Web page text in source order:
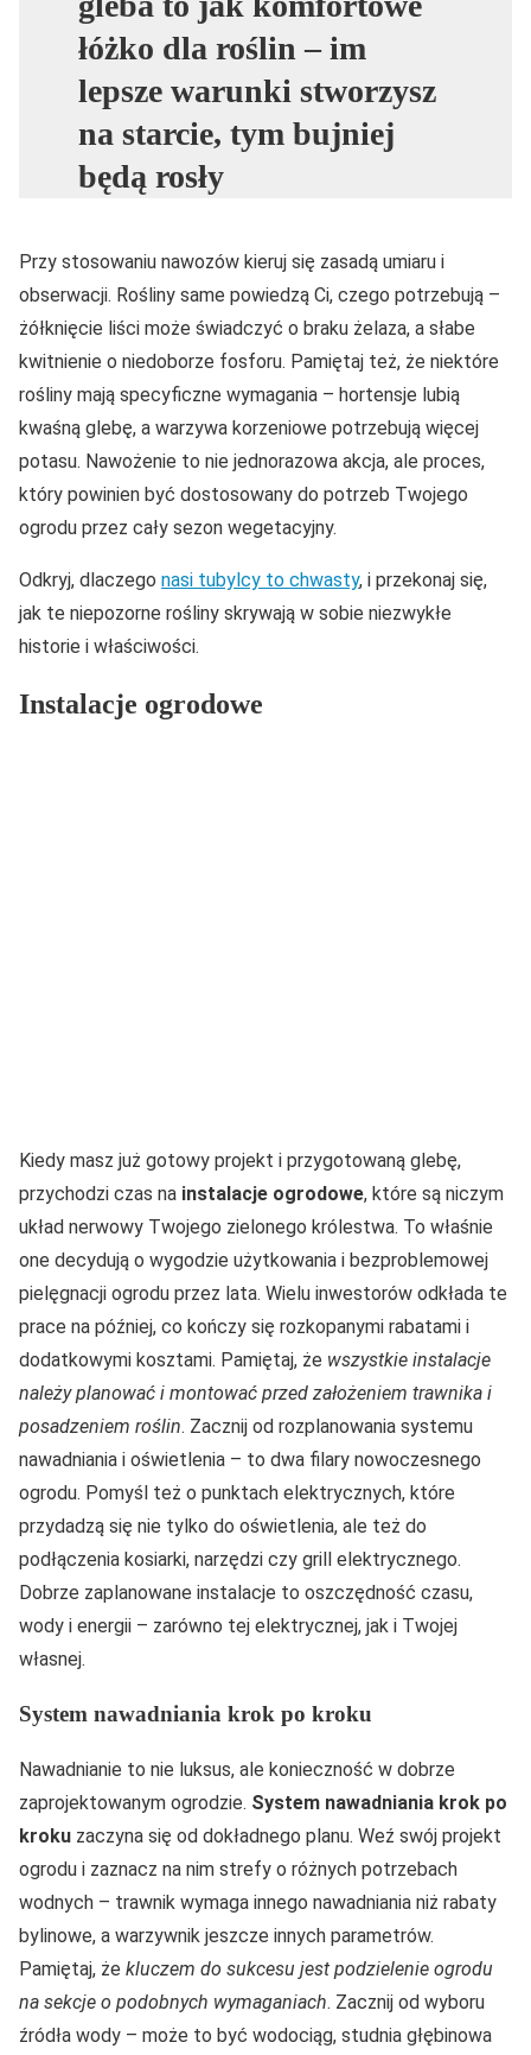
łóżko dla roślin – im
lepsze warunki stworzysz
na starcie, tym bujniej
będą rosły
Przy stosowaniu nawozów kieruj się zasadą umiaru i
obserwacji. Rośliny same powiedzą Ci, czego potrzebują –
żółknięcie liści może świadczyć o braku żelaza, a słabe
kwitnienie o niedoborze fosforu. Pamiętaj też, że niektóre
rośliny mają specyficzne wymagania – hortensje lubią
kwaśną glebę, a warzywa korzeniowe potrzebują więcej
potasu. Nawożenie to nie jednorazowa akcja, ale proces,
który powinien być dostosowany do potrzeb Twojego
ogrodu przez cały sezon wegetacyjny.
Odkryj, dlaczego nasi tubylcy to chwasty, i przekonaj się,
jak te niepozorne rośliny skrywają w sobie niezwykłe
historie i właściwości.
Instalacje ogrodowe
Kiedy masz już gotowy projekt i przygotowaną glebę,
przychodzi czas na instalacje ogrodowe, które są niczym
układ nerwowy Twojego zielonego królestwa. To właśnie
one decydują o wygodzie użytkowania i bezproblemowej
pielęgnacji ogrodu przez lata. Wielu inwestorów odkłada te
prace na później, co kończy się rozkopanymi rabatami i
dodatkowymi kosztami. Pamiętaj, że wszystkie instalacje
należy planować i montować przed założeniem trawnika i
posadzeniem roślin. Zacznij od rozplanowania systemu
nawadniania i oświetlenia – to dwa filary nowoczesnego
ogrodu. Pomyśl też o punktach elektrycznych, które
przydadzą się nie tylko do oświetlenia, ale też do
podłączenia kosiarki, narzędzi czy grill elektrycznego.
Dobrze zaplanowane instalacje to oszczędność czasu,
wody i energii – zarówno tej elektrycznej, jak i Twojej
własnej.
System nawadniania krok po kroku
Nawadnianie to nie luksus, ale konieczność w dobrze
zaprojektowanym ogrodzie. System nawadniania krok po
kroku zaczyna się od dokładnego planu. Weź swój projekt
ogrodu i zaznacz na nim strefy o różnych potrzebach
wodnych – trawnik wymaga innego nawadniania niż rabaty
bylinowe, a warzywnik jeszcze innych parametrów.
Pamiętaj, że kluczem do sukcesu jest podzielenie ogrodu
na sekcje o podobnych wymaganiach. Zacznij od wyboru
źródła wody – może to być wodociąg, studnia głębinowa